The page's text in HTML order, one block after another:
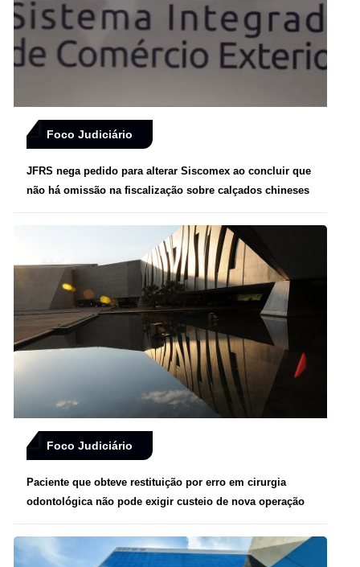
Foco Judiciário
JFRS nega pedido para alterar Siscomex ao concluir que
não há omissão na fiscalização sobre calçados chineses
Foco Judiciário
Paciente que obteve restituição por erro em cirurgia
odontológica não pode exigir custeio de nova operação